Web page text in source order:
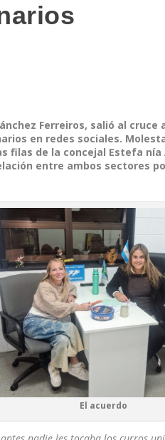
Ferreiros, salió al cruce
en redes sociales.
filas de la concejal Estefa
entre ambos sectores
El acuerdo